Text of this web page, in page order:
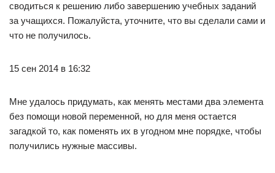
сводиться к решению либо завершению учебных заданий
за учащихся. Пожалуйста, уточните, что вы сделали сами и
что не получилось.
15 сен 2014 в 16:32
Мне удалось придумать, как менять местами два элемента
без помощи новой переменной, но для меня остается
загадкой то, как поменять их в угодном мне порядке, чтобы
получились нужные массивы.